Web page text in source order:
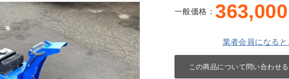
一般価格： 363,000
業者会員になる
この商品について問い合わせる